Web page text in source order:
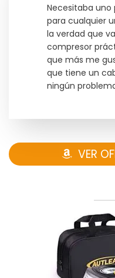
Necesitaba uno
para cualquier
la verdad que
compresor
que más me
que tiene un
ningún
VER